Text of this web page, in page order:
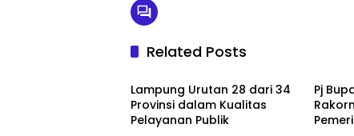
Related Posts
Politik
Lampung Urutan 28 dari 34
Provinsi dalam Kualitas
Pelayanan Publik
Pj
Politik Politik